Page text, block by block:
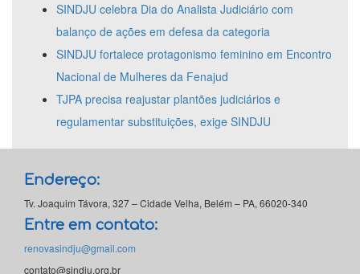
SINDJU celebra Dia do Analista Judiciário com
balanço de ações em defesa da categoria
SINDJU fortalece protagonismo feminino em Encontro
Nacional de Mulheres da Fenajud
TJPA precisa reajustar plantões judiciários e
regulamentar substituições, exige SINDJU
Endereço:
Tv. Joaquim Távora, 327 – Cidade Velha, Belém – PA, 66020-340
Entre em contato:
renovasindju@gmail.com
contato@sindju.org.br